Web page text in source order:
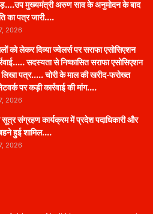
मुख्यमंत्री अरुण साव के अनुमोदन के बाद
का पत्र जारी….
2026
को लेकर दिव्या ज्वेलर्स पर सराफा एसोसिएशन
सदस्यता से निष्कासित सराफा एसोसिएशन
लिखा पत्र….. चोरी के माल की खरीद-फरोख्त
पर कड़ी कार्रवाई की मांग….
2026
सूत्र संग्रहण कार्यक्रम में प्रदेश पदाधिकारी और
हुई शामिल….
2026